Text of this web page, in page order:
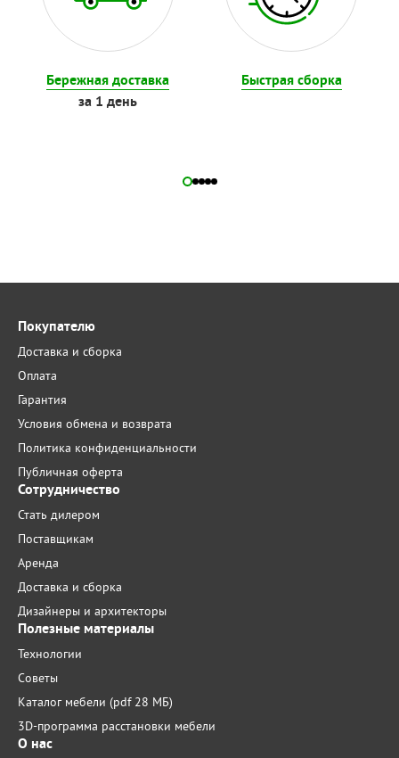
Бережная доставка
за 1 день
Быстрая сборка
Покупателю
Доставка и сборка
Оплата
Гарантия
Условия обмена и возврата
Политика конфиденциальности
Публичная оферта
Сотрудничество
Стать дилером
Поставщикам
Аренда
Доставка и сборка
Дизайнеры и архитекторы
Полезные материалы
Технологии
Советы
Каталог мебели (pdf 28 МБ)
3D-программа расстановки мебели
О нас